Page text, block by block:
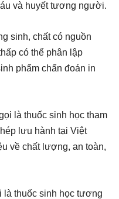
và huyết tương người.
sinh, chất có nguồn
có thể phân lập
phẩm chẩn đoán in
là thuốc sinh học tham
lưu hành tại Việt
về chất lượng, an toàn,
là thuốc sinh học tương